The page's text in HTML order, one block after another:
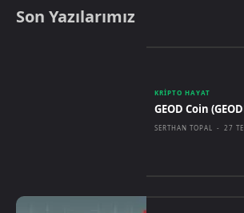
Son Yazılarımız
KRIPTO HAYAT
GEOD Coin
SERTHAN TOPAL - 27